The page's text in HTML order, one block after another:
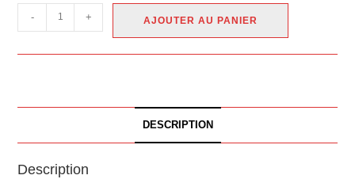
- + AJOUTER AU PANIER
DESCRIPTION
Description